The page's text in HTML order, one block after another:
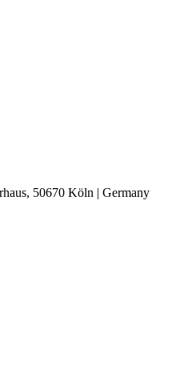
50670 Köln | Germany